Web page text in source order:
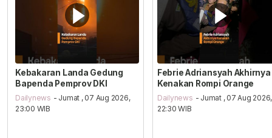
Kebakaran Landa Gedung
Bapenda Pemprov DKI
Dailynews - Jumat , 07 Aug 2026,
23:00 WIB
Febrie Adriansyah Akhirnya
Kenakan Rompi Orange
Dailynews - Jumat , 07 Aug 2026,
22:30 WIB